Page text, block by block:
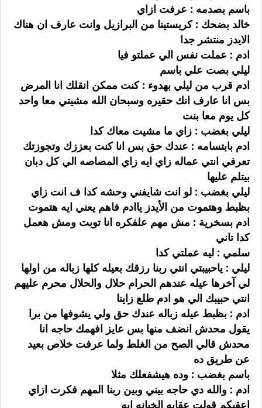
باسم بصدمه : عرفت ازاي
خالد بضحك : كريستينا من البرازيل وانت عارف ان هناك
الايدز منتشر جدا
ادم : عملت نفس الي عملتو فيا
ليلي بصت علي باسم
ادم قرب من ليلي بهدوء : كنت ممكن انقلك انا المرض
بس انا عارف انك حقيره وسبحان الله مشيتي معا واحد
كل يوم معا بنت
ليلي بغضب : زاي ما مشيت معاك كدا
ادم بابتسامه : عندك حق بس انا كنت بعززك وتجوزتك
تعرفي انتي عماله زاي ايه زاي المصاصه الي كل دبان
بيتلم عليها
ليلي بغضب : لو انت شايفني وحشه كدا ف انت زاي
بظبط وهتموت من الأيدز ياادم فاهم يعني ايه هتموت
ادم بسخرية : مش مهم علفكره انا توبت ومش هعمل
كدا تاني
سلمي : ليه عملتي كدا
ليلي : ياحبيبتي انتي ربنا رزقك بعيله كلها زباله من اولها
لي آخرها عيله عندهم الحرام حلال والحلال محرم عليهم
انتي حبيبك الي هو ادم طلع زاينا
ادم : بظبط عيله زباله عندك حق ولي يشوفها من برا
يقول محدش انضف منها بس عايز افهمك حاجه انا
محدش قالي الصح من الغلط ولما عرفت خلاص بعيد
عن طريق ده
باسم بغضب : وده هيشفعلك مثلا
ادم : والله دي حاجه بيني وبين ربنا المهم فكرت ازاي
اعقبكم قولت عقابه الخيانه ايه